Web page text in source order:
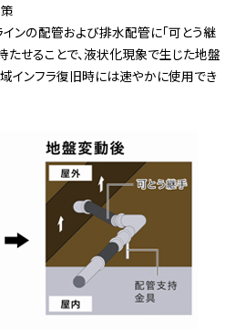
インの配管および排水配管に「可とう継
たせることで、液状化現象で生じた地盤
インフラ復旧時には速やかに使用でき